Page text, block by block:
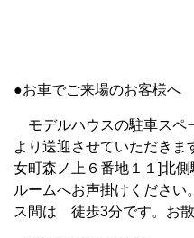
●お車でご来場のお客様へ
モデルハウスの駐車スペ
より送迎させていただき
女町森ノ上６番地１１]北
ルームへお声掛けください
ス間は 徒歩3分です。お散